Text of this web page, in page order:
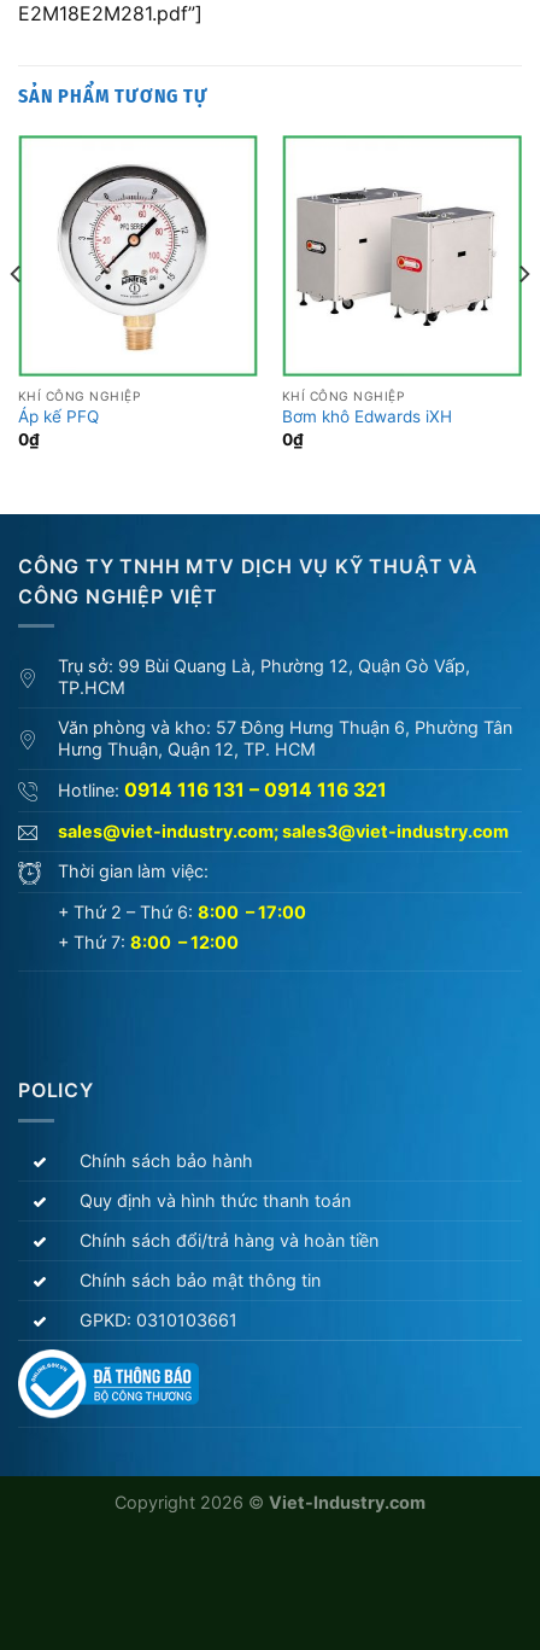
E2M18E2M281.pdf”]
SẢN PHẨM TƯƠNG TỰ
KHÍ CÔNG NGHIỆP
Áp kế PFQ
0₫
KHÍ CÔNG NGHIỆP
Bơm khô Edwards iXH
0₫
CÔNG TY TNHH MTV DỊCH VỤ KỸ THUẬT VÀ
CÔNG NGHIỆP VIỆT
Trụ sở: 99 Bùi Quang Là, Phường 12, Quận Gò Vấp,
TP.HCM
Văn phòng và kho: 57 Đông Hưng Thuận 6, Phường Tân
Hưng Thuận, Quận 12, TP. HCM
Hotline:0914 116 131 – 0914 116 321
sales@viet-industry.com;sales3@viet-industry.com
Thời gian làm việc:
+ Thứ 2 – Thứ 6:8:00 – 17:00
+ Thứ 7:8:00 – 12:00
POLICY
Chính sách bảo hành
Quy định và hình thức thanh toán
Chính sách đổi/trả hàng và hoàn tiền
Chính sách bảo mật thông tin
GPKD: 0310103661
Copyright 2026 © Viet-Industry.com